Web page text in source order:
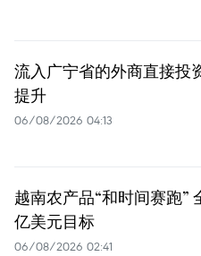
流入广宁省的外商直接投
提升
06/08/2026 04:13
越南农产品“和时间赛跑”
亿美元目标
06/08/2026 02:41